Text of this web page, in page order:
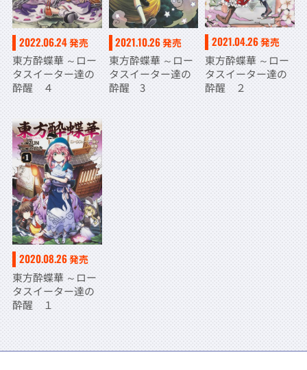
2022.06.24発売
東方酔蝶華 ～ロー
タスイーター達の
酔醒 ４
2021.10.26発売
東方酔蝶華 ～ロー
タスイーター達の
酔醒 3
2021.04.26発売
東方酔蝶華 ～ロー
タスイーター達の
酔醒 ２
2020.08.26発売
東方酔蝶華 ～ロー
タスイーター達の
酔醒 １